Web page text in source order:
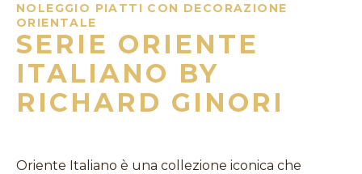
NOLEGGIO PIATTI CON DECORAZIONE
ORIENTALE
SERIE ORIENTE
ITALIANO BY
RICHARD GINORI
Oriente Italiano è una collezione iconica che